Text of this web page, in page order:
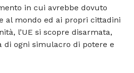
in cui avrebbe dovuto
al mondo ed ai propri cittadini
l’UE si scopre disarmata,
di ogni simulacro di potere e